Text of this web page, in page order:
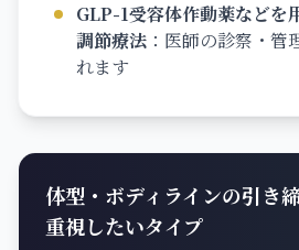
GLP-1受容体作動薬などを
調節療法 ： 医師の診察・管
れます
体型・ボディラインの引き
重視したいタイプ